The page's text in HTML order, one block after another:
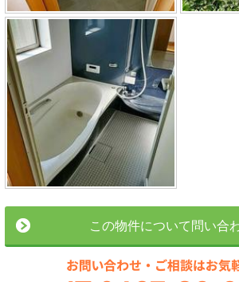
この物件について問い合